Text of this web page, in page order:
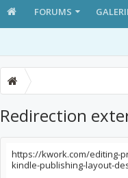
FORUMS
Redirection
https://kwork.com/editing-
kindle-publishing-layout-